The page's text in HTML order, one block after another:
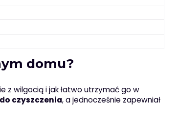
domu?
z wilgocią i jak łatwo utrzymać go w
czyszczenia, a jednocześnie zapewniał